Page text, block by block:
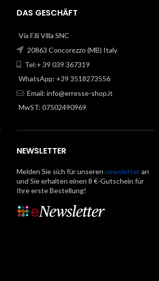
DAS GESCHÄFT
Via F.lli Villa SNC
20863 Concorezzo (MB) Italy
Tel:+ 39 039 367319
WhatsApp: +39 3518273556
Email: info@erresse-shop.it
MwST: 07502490969
NEWSLETTER
Melden Sie sich für unseren newsletteran
und Sie erhalten einen 8 €-Gutschein für
Ihre erste Bestellung!